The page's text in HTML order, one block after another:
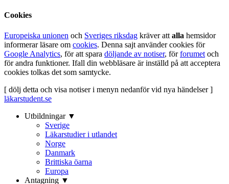
Cookies
Europeiska unionen och Sveriges riksdag kräver att alla hemsidor
informerar läsare om cookies. Denna sajt använder cookies för
Google Analytics, för att spara döljande av notiser, förforumet och
för andra funktioner. Ifall din webbläsare är inställd på att acceptera
cookies tolkas det som samtycke.
[ dölj detta och visa notiser i menyn nedanför vid nya händelser ]
läkarstudent.se
Utbildningar ▼
Sverige
Läkarstudier i utlandet
Norge
Danmark
Brittiska öarna
Europa
Antagning ▼